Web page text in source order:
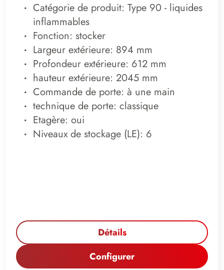
Catégorie de produit: Type 90 - liquides
inflammables
Fonction: stocker
Largeur extérieure: 894 mm
Profondeur extérieure: 612 mm
hauteur extérieure: 2045 mm
Commande de porte: à une main
technique de porte: classique
Etagère: oui
Niveaux de stockage (LE): 6
Détails
Configurer